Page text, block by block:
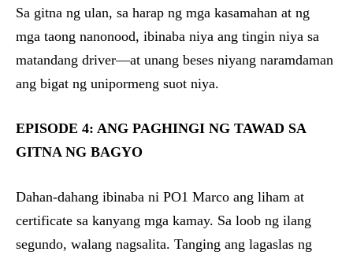
Sa gitna ng ulan, sa harap ng mga kasamahan at ng
mga taong nanonood, ibinaba niya ang tingin niya sa
matandang driver—at unang beses niyang naramdaman
ang bigat ng unipormeng suot niya.
EPISODE 4: ANG PAGHINGI NG TAWAD SA
GITNA NG BAGYO
Dahan-dahang ibinaba ni PO1 Marco ang liham at
certificate sa kanyang mga kamay. Sa loob ng ilang
segundo, walang nagsalita. Tanging ang lagaslas ng